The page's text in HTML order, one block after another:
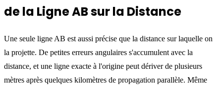
de la Ligne AB sur la Distance
Une seule ligne AB est aussi précise que la distance sur laquelle on
la projette. De petites erreurs angulaires s'accumulent avec la
distance, et une ligne exacte à l'origine peut dériver de plusieurs
mètres après quelques kilomètres de propagation parallèle. Même